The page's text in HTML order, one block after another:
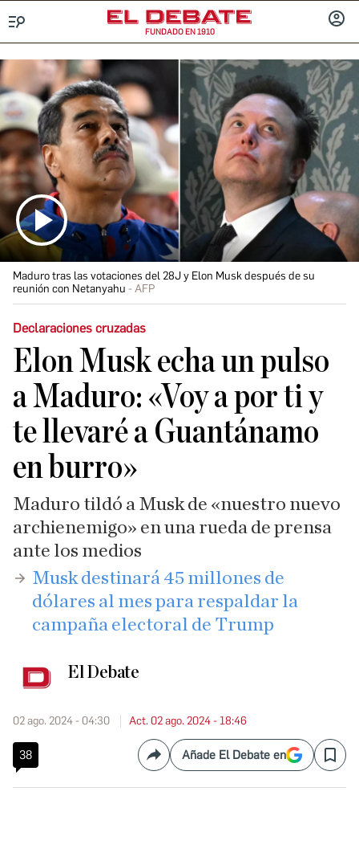
FUNDADO EN 1910
Maduro tras las votaciones del 28J y Elon Musk después de su
reunión con Netanyahu
AFP
Declaraciones cruzadas
Elon Musk echa un pulso
a Maduro: «Voy a por ti y
te llevaré a Guantánamo
en burro»
Maduro tildó a Musk de «nuestro nuevo
archienemigo» en una rueda de prensa
ante los medios
Musk destinará 45 millones de
dólares al mes para respaldar la
campaña electoral de Trump
El Debate
02 ago. 2024 - 04:30 Act. 02 ago. 2024 - 18:46
38 CompartirAñade El Debate en Save